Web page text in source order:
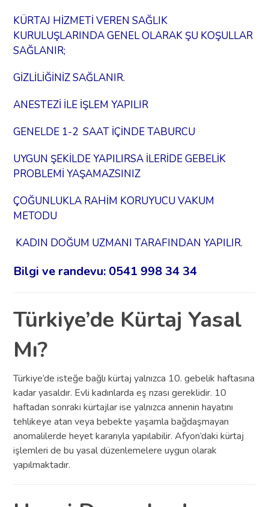
KÜRTAJ HİZMETİ VEREN SAĞLIK
KURULUŞLARINDA GENEL OLARAK ŞU KOŞULLAR
SAĞLANIR;
GİZLİLİĞİNİZ SAĞLANIR.
ANESTEZİ İLE İŞLEM YAPILIR
GENELDE 1-2 SAAT İÇİNDE TABURCU
UYGUN ŞEKİLDE YAPILIRSA İLERİDE GEBELİK
PROBLEMİ YAŞAMAZSINIZ
ÇOĞUNLUKLA RAHİM KORUYUCU VAKUM
METODU
KADIN DOĞUM UZMANI TARAFINDAN YAPILIR.
Bilgi ve randevu: 0541 998 34 34
Türkiye’de Kürtaj Yasal
Mı?
Türkiye’de isteğe bağlı kürtaj yalnızca 10. gebelik haftasına
kadar yasaldır. Evli kadınlarda eş rızası gereklidir. 10
haftadan sonraki kürtajlar ise yalnızca annenin hayatını
tehlikeye atan veya bebekte yaşamla bağdaşmayan
anomalilerde heyet kararıyla yapılabilir. Afyon’daki kürtaj
işlemleri de bu yasal düzenlemelere uygun olarak
yapılmaktadır.